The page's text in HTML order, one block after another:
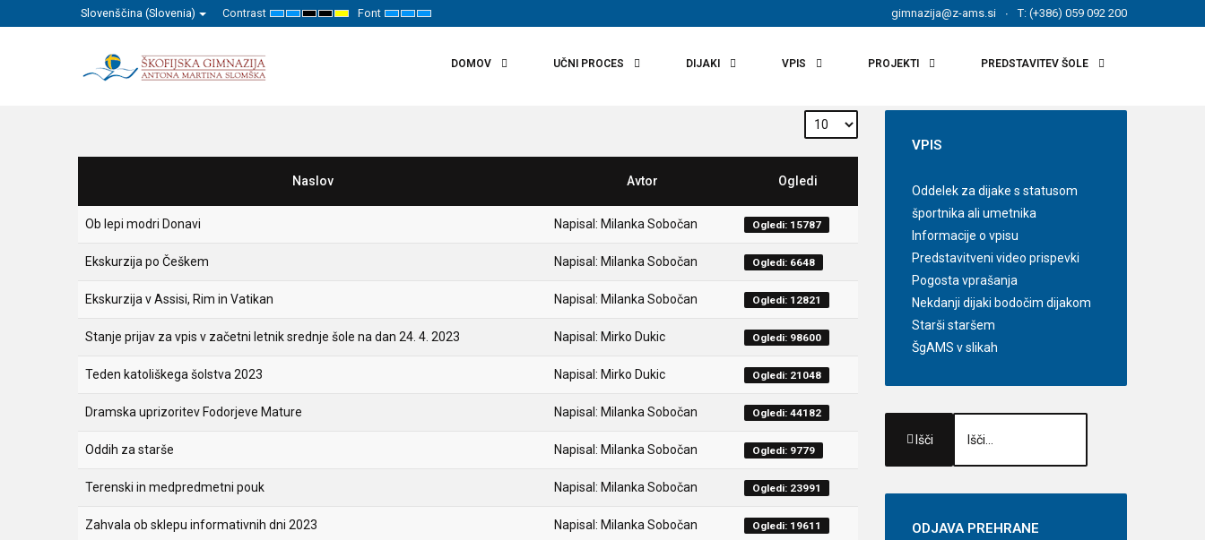
Slovenščina (Slovenia) Contrast
Default
mode
Night
mode
High
Contrast
High
Contrast
High
Contrast
Font
Set
Smaller
Set
Default
Set
Larger
gimnazija@z-ams.si T: (+386) 059 092 200
DOMOV UČNI PROCES DIJAKI VPIS PROJEKTI PREDSTAVITEV ŠOLE
Naslov Avtor Ogledi
Ob lepi modri Donavi Napisal: Milanka Sobočan Ogledi: 15787
Ekskurzija po Češkem Napisal: Milanka Sobočan Ogledi: 6648
Ekskurzija v Assisi, Rim in Vatikan Napisal: Milanka Sobočan Ogledi: 12821
Stanje prijav za vpis v začetni letnik srednje šole na dan 24. 4. 2023 Napisal: Mirko Dukic Ogledi: 98600
Teden katoliškega šolstva 2023 Napisal: Mirko Dukic Ogledi: 21048
Dramska uprizoritev Fodorjeve Mature Napisal: Milanka Sobočan Ogledi: 44182
Oddih za starše Napisal: Milanka Sobočan Ogledi: 9779
Terenski in medpredmetni pouk Napisal: Milanka Sobočan Ogledi: 23991
Zahvala ob sklepu informativnih dni 2023 Napisal: Milanka Sobočan Ogledi: 19611
VPIS
Oddelek za dijake s statusom
športnika ali umetnika
Informacije o vpisu
Predstavitveni video prispevki
Pogosta vprašanja
Nekdanji dijaki bodočim dijakom
Starši staršem
ŠgAMS v slikah
Išči
ODJAVAPREHRANE